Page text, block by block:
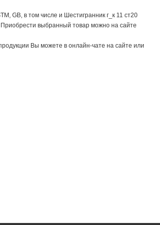
GB, в том числе и Шестигранник г_к 11 ст20
выбранный товар можно на сайте
Вы можете в онлайн-чате на сайте или